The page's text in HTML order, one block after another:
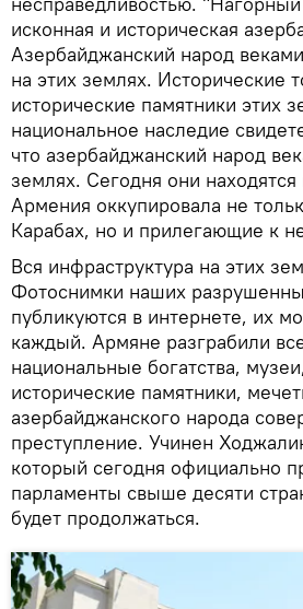
исконная и историческая
Азербайджанский народ
на этих землях. Исторические
исторические памятники этих
национальное наследие
что азербайджанский народ
землях. Сегодня они
Армения оккупировала не
Карабах, но и прилегающие к
Вся инфраструктура на этих
Фотоснимки наших
публикуются в интернете, их
каждый. Армяне разграбили
национальные богатства,
исторические памятники,
азербайджанского народа
преступление. Учинен
который сегодня официально
парламенты свыше десяти
будет продолжаться.